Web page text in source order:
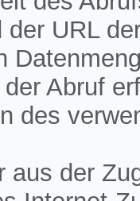
URL
Abruf
des
aus der